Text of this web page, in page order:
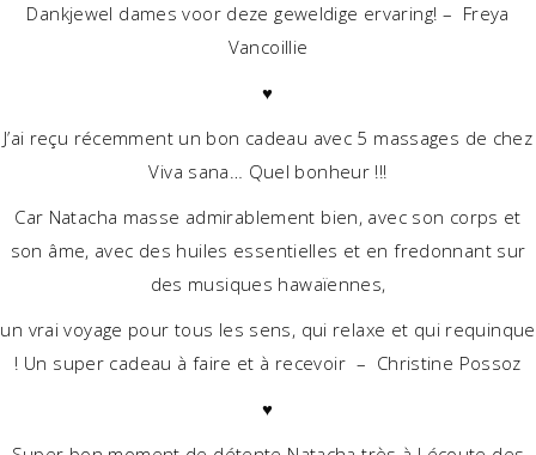
Dankjewel dames voor deze geweldige ervaring! – Freya
Vancoillie
♥
J’ai reçu récemment un bon cadeau avec 5 massages de chez
Viva sana… Quel bonheur !!!
Car Natacha masse admirablement bien, avec son corps et
son âme, avec des huiles essentielles et en fredonnant sur
des musiques hawaïennes,
un vrai voyage pour tous les sens, qui relaxe et qui requinque
! Un super cadeau à faire et à recevoir – Christine Possoz
♥